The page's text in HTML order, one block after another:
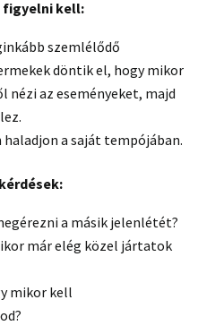
figyelni kell:
szemlélődő
döntik el, hogy mikor
nézi az eseményeket, majd
a saját tempójában.
a másik jelenlétét?
már elég közel jártatok
mikor kell